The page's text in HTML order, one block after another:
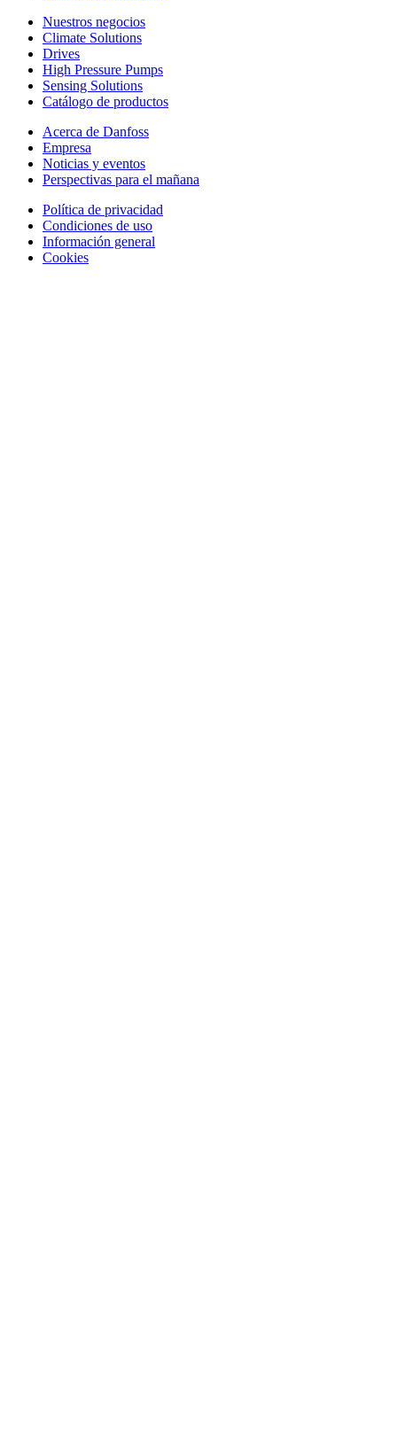
Nuestros negocios
Climate Solutions
Drives
High Pressure Pumps
Sensing Solutions
Catálogo de productos
Acerca de Danfoss
Empresa
Noticias y eventos
Perspectivas para el mañana
Política de privacidad
Condiciones de uso
Información general
Cookies